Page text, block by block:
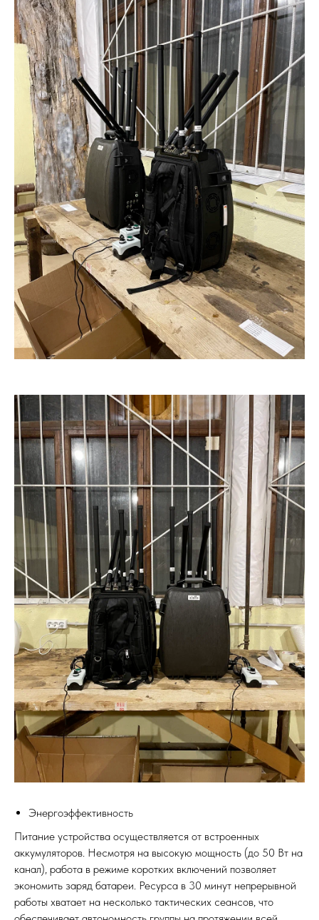
Энергоэффективность
Питание устройства осуществляется от встроенных
аккумуляторов. Несмотря на высокую мощность (до 50 Вт на
канал), работа в режиме коротких включений позволяет
экономить заряд батареи. Ресурса в 30 минут непрерывной
работы хватает на несколько тактических сеансов, что